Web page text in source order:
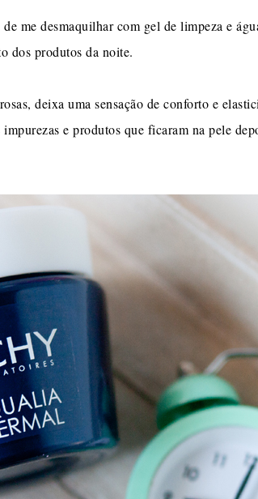
me desmaquilhar com gel de limpeza e
dos produtos da noite.
deixa uma sensação de conforto e
impurezas e produtos que ficaram na pele